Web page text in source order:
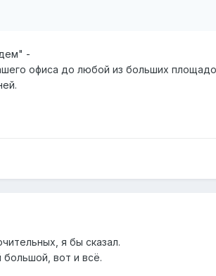
-
офиса до любой из больших
я бы сказал.
вот и всё.